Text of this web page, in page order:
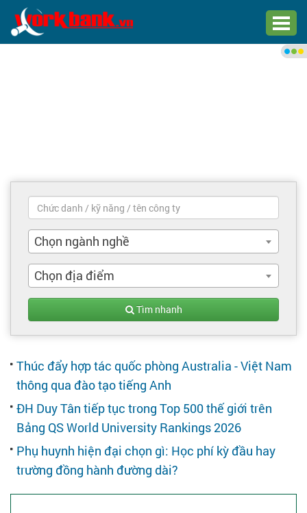
Trang chủ
Việc làm mới nhất
Tìm việc làm
Nhà tuyển dụng
Chọn ngành nghề
Chọn địa điểm
Tìm nhanh
Thúc đẩy hợp tác quốc phòng Australia - Việt Nam
thông qua đào tạo tiếng Anh
ĐH Duy Tân tiếp tục trong Top 500 thế giới trên
Bảng QS World University Rankings 2026
Phụ huynh hiện đại chọn gì: Học phí kỳ đầu hay
trường đồng hành đường dài?